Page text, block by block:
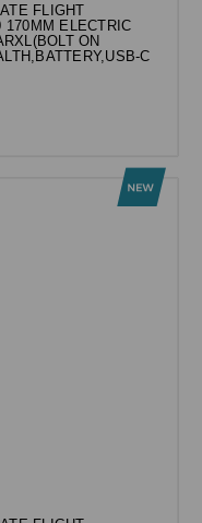
FLIGHT
ELECTRIC
ON
C